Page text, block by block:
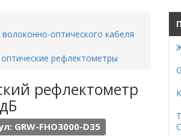
оптического кабеля
рефлектометры
рефлектометр
GRW-FHO3000-D35